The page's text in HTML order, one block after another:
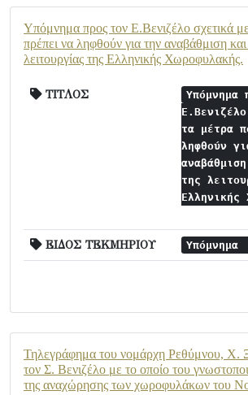
Υπόμνημα προς τον Ε.Βενιζέλο σχετικά
πρέπει να ληφθούν για την αναβάθμιση
λειτουργίας της Ελληνικής Χωροφυλακής.
ΤΙΤΛΟΣ
Υπόμνημα
τα μέτρα
ληφθούν
της
Ελληνικής
ΕΙΔΟΣ ΤΕΚΜΗΡΙΟΥ Υπόμνημα
Τηλεγράφημα του νομάρχη Ρεθύμνου, Χ.
τον Σ. Βενιζέλο με το οποίο του
της αναχώρησης των χωροφυλάκων του